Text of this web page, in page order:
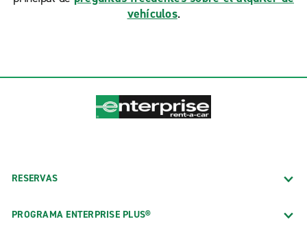
vehículos.
RESERVAS
PROGRAMA ENTERPRISE PLUS®